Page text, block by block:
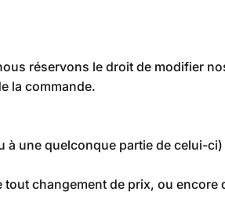
réservons le droit de modifier
la commande.
une quelconque partie de celui-
changement de prix, ou